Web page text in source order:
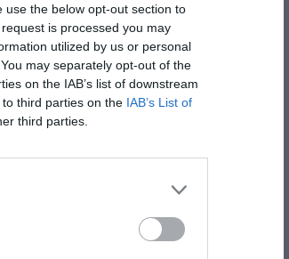
the below opt-out section to
is processed you may
utilized by us or personal
may separately opt-out of the
on the IAB’s list of downstream
third parties on the IAB’s List of
third parties.
con una
y de